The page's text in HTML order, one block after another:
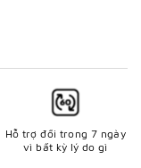
Hỗ trợ đổi trong 7 ngày
vì bất kỳ lý do gì